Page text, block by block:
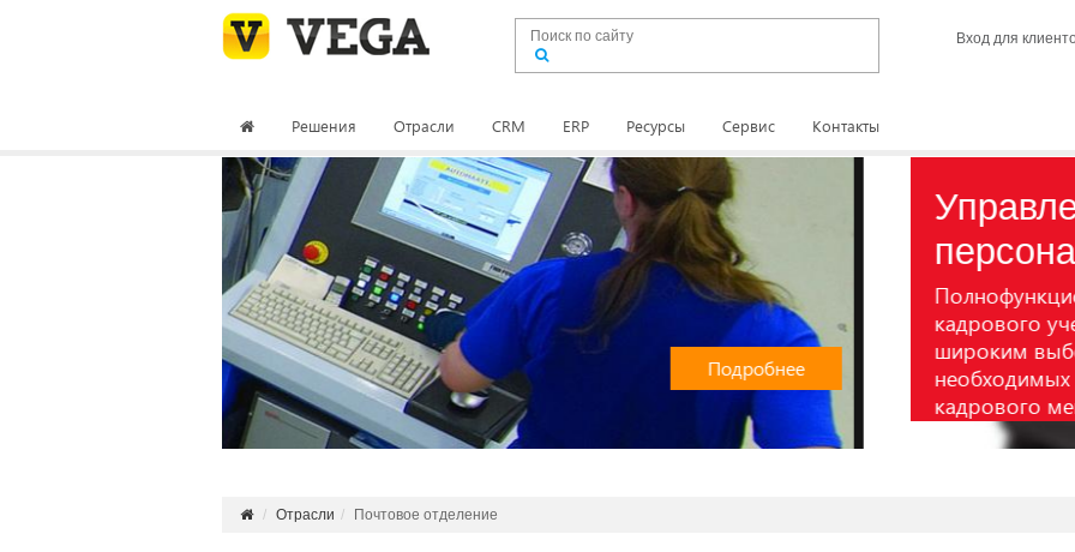
Вход для
Решения Отрасли CRM ERP Ресурсы Сервис Контакты
Управление
персоналом
Полнофункциональный модуль
кадрового учета и развития персонала, с
широким выбором инструментов,
необходимых для эффективной работы
кадрового менеджмента
Отрасли Почтовое отделение